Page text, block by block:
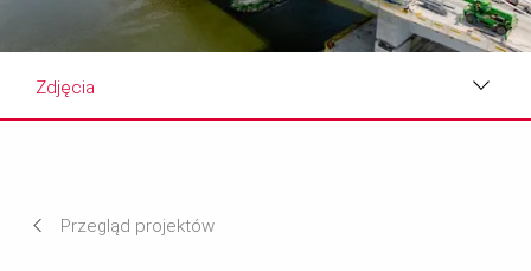
Zdjęcia
Przegląd projektów